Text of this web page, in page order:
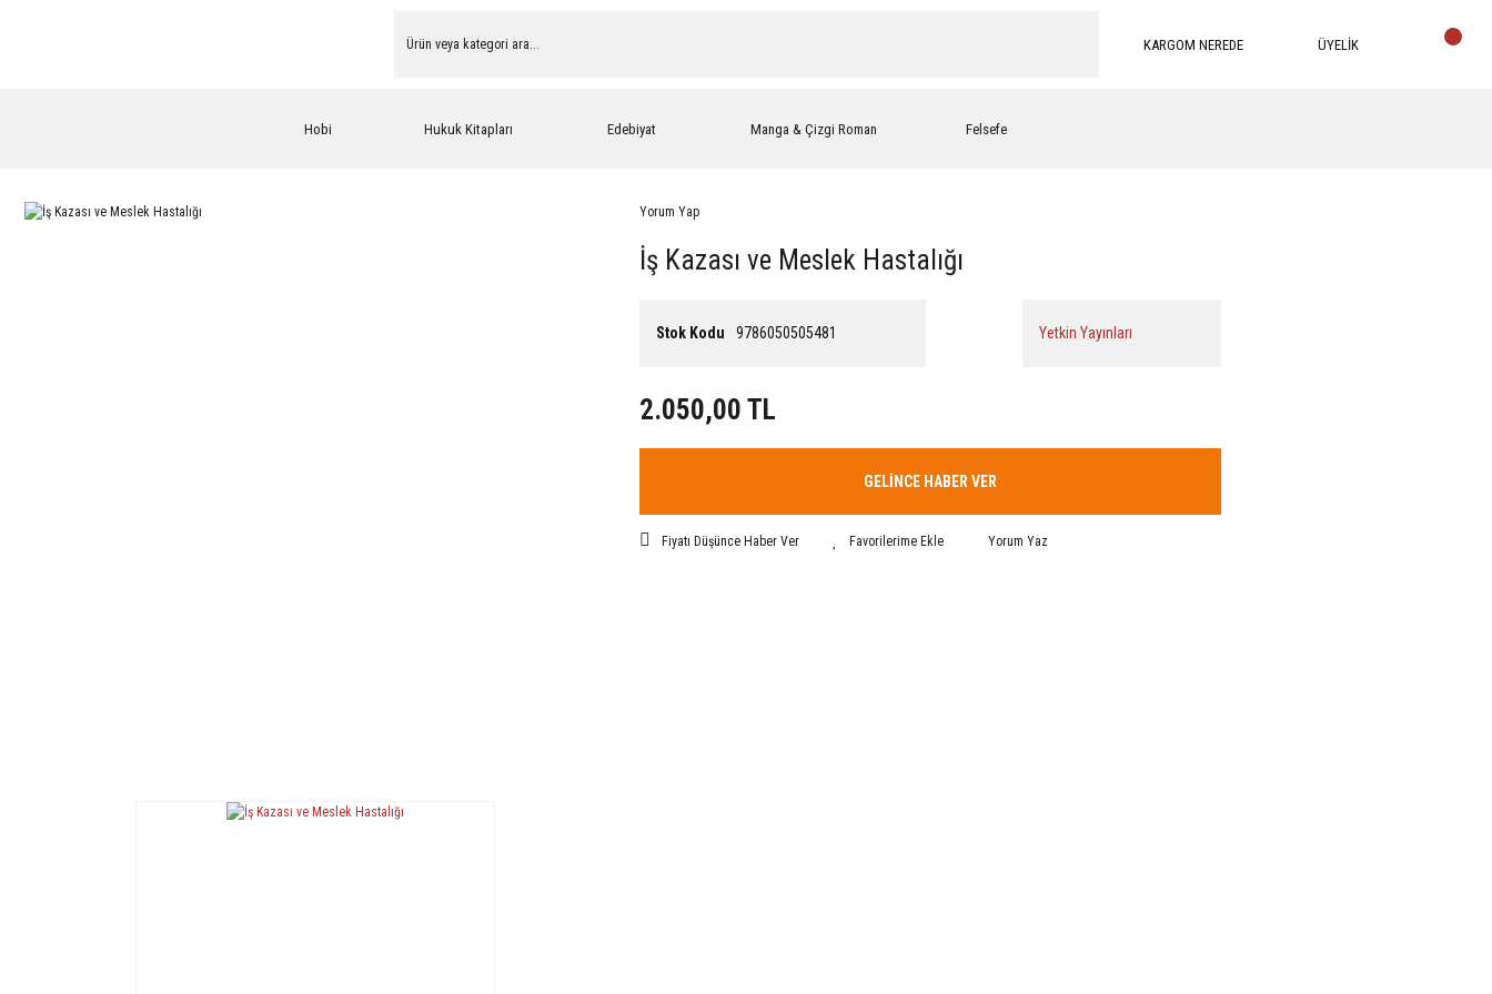
KARGOM NEREDE ÜYELİK
Hobi Hukuk Kitapları Edebiyat Manga & Çizgi Roman Felsefe
Yorum Yap
İş Kazası ve Meslek Hastalığı
Stok Kodu 9786050505481 Yetkin Yayınları
2.050,00 TL
GELİNCE HABER VER
Fiyatı Düşünce Haber Ver Yorum Yaz